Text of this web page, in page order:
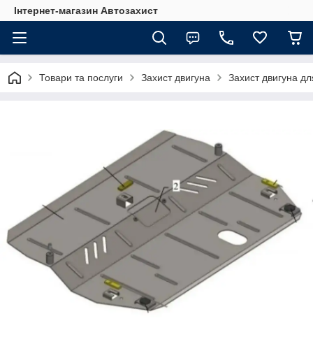
Інтернет-магазин Автозахист
Товари та послуги Захист двигуна Захист двигуна